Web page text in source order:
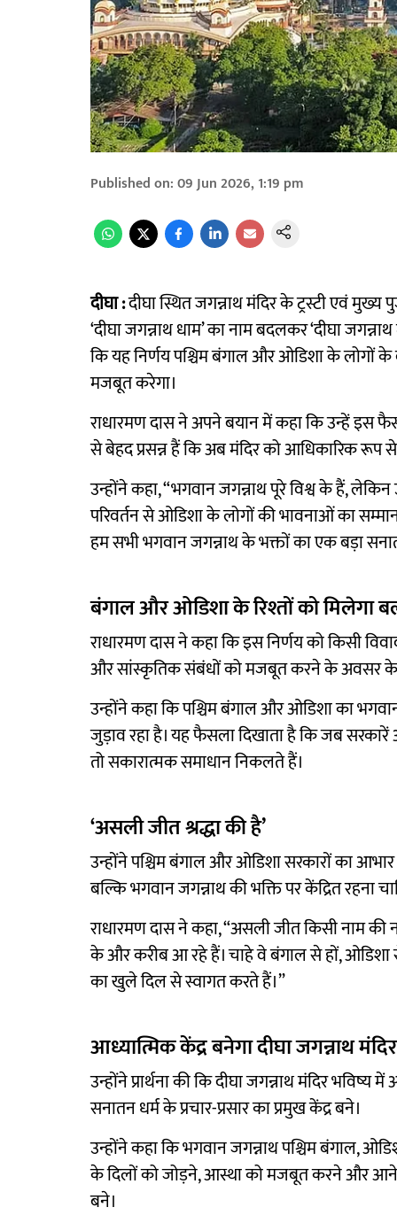
Published on:09 Jun 2026, 1:19 pm
दीघा :दीघा स्थित जगन्नाथ मंदिर के ट्रस्टी एवं
‘दीघा जगन्नाथ धाम’ का नाम बदलकर ‘दीघा
कि यह निर्णय पश्चिम बंगाल और ओडिशा के लोगों
मजबूत करेगा।
राधारमण दास ने अपने बयान में कहा कि उन्हें इस
से बेहद प्रसन्न हैं कि अब मंदिर को आधिकारिक रूप से
उन्होंने कहा, “भगवान जगन्नाथ पूरे विश्व के हैं,
परिवर्तन से ओडिशा के लोगों की भावनाओं का
हम सभी भगवान जगन्नाथ के भक्तों का एक बड़ा
बंगाल और ओडिशा के रिश्तों को मिलेगा
राधारमण दास ने कहा कि इस निर्णय को किसी
और सांस्कृतिक संबंधों को मजबूत करने के अवसर के
उन्होंने कहा कि पश्चिम बंगाल और ओडिशा का
जुड़ाव रहा है। यह फैसला दिखाता है कि जब
तो सकारात्मक समाधान निकलते हैं।
‘असली जीत श्रद्धा की है’
उन्होंने पश्चिम बंगाल और ओडिशा सरकारों का
बल्कि भगवान जगन्नाथ की भक्ति पर केंद्रित रहना
राधारमण दास ने कहा, “असली जीत किसी नाम की
के और करीब आ रहे हैं। चाहे वे बंगाल से हों, ओडिशा
का खुले दिल से स्वागत करते हैं।”
आध्यात्मिक केंद्र बनेगा दीघा जगन्नाथ मंदिर
उन्होंने प्रार्थना की कि दीघा जगन्नाथ मंदिर
सनातन धर्म के प्रचार-प्रसार का प्रमुख केंद्र बने।
उन्होंने कहा कि भगवान जगन्नाथ पश्चिम बंगाल,
के दिलों को जोड़ने, आस्था को मजबूत करने और आने
बने।